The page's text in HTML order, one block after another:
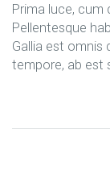
Prima luce, cum
Pellentesque
Gallia est omnis
tempore, ab est